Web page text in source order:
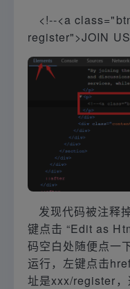
<!--<a
register">JOIN
发现代码被注释
键点击 “Edit as
码空白处随便点一
运行，左键点击
址是xxx/register，